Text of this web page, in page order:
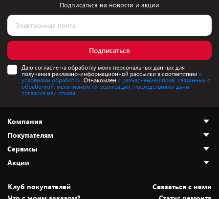
Подписаться на новости и акции
Подписаться
Даю согласие на обработку моих персональных данных для
получения рекламно-информационной рассылки в соответствии с
условиями обработки. Ознакомлен с разъяснением прав, связанных с
обработкой, механизмом их реализации, последствиями дачи
согласия или отказа.
Компания
О нас
Адреса магазинов
Новости
Статьи и обзоры
Вакансии
Покупателям
Как сделать заказ
Оплата и доставка
Безналичный расчёт
Обмен и возврат товара
Сервисы
Установка техники
Для игровых консолей
Акции
Скидки и промокоды
Белорусские товары
Клуб покупателей
Cвязаться с нами